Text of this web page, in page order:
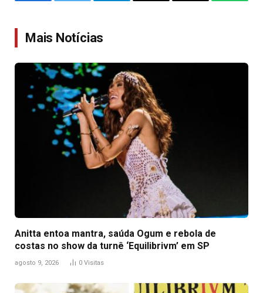
Mais Notícias
Anitta entoa mantra, saúda Ogum e rebola de
costas no show da turnê ‘Equilibrivm’ em SP
agosto 9, 2026 0 Visitas